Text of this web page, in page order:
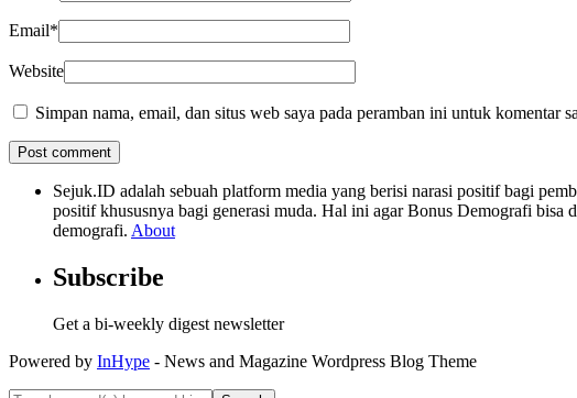
Email*
Website
Simpan nama, email, dan situs web saya pada peramban ini untuk komentar
Sejuk.ID adalah sebuah platform media yang berisi narasi positif bagi
positif khususnya bagi generasi muda. Hal ini agar Bonus Demografi bisa
demografi. About
Subscribe
Get a bi-weekly digest newsletter
Powered by InHype - News and Magazine Wordpress Blog Theme